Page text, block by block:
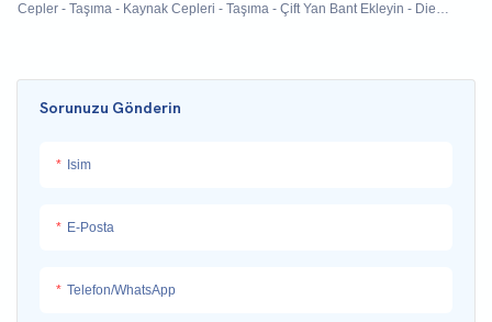
Sorunuzu Gönderin
Isim
E-Posta
Telefon/WhatsApp
Cepler - Taşıma - Kaynak Cepleri - Taşıma - Çift Yan Bant Ekleyin - Die